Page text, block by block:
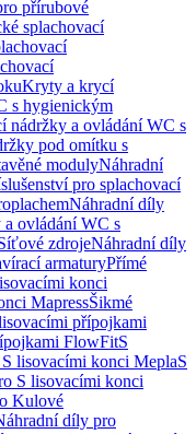
přírubové
splachovací
Kryty a krycí
s hygienickým
nádržky a ovládání WC s
pod omítku s
modulyNáhradní
pro splachovací
Náhradní díly
a ovládání WC s
zdrojeNáhradní díly
armaturyPřímé
konci
MapressŠikmé
přípojkami
FlowFitS
lisovacími konci MeplaS
S lisovacími konci
Kulové
díly pro